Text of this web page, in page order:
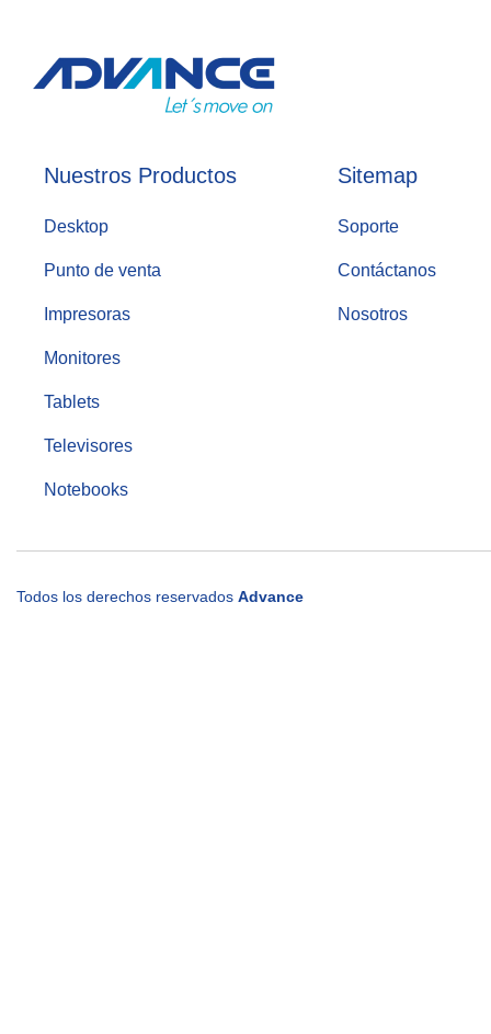
Nuestros Productos
Desktop
Punto de venta
Impresoras
Monitores
Tablets
Televisores
Notebooks
Sitemap
Soporte
Contáctanos
Nosotros
Todos los derechos reservados Advance